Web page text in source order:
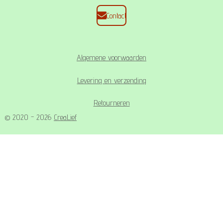
Contact
Algemene voorwaarden
Levering en verzending
Retourneren
© 2020 - 2026 CreaLief